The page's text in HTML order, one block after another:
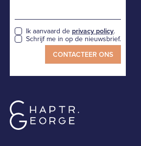
Ik aanvaard de privacy policy.
Schrijf me in op de nieuwsbrief.